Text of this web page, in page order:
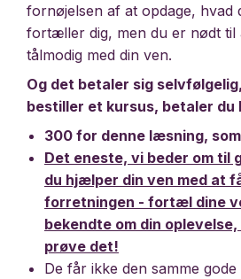
fornøjelsen af at opdage, hvad
fortæller dig, men du er nødt
tålmodig med din ven.
Og det betaler sig
bestiller et kursus, betaler du
300 for denne læsning,
Det eneste, vi beder om til
du hjælper din ven med at
forretningen - fortæl dine
bekendte om din
prøve det!
De får ikke den samme